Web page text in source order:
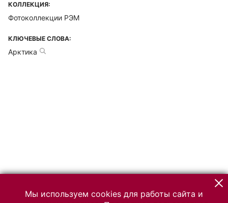
КОЛЛЕКЦИЯ:
Фотоколлекции РЭМ
КЛЮЧЕВЫЕ СЛОВА:
Арктика
Мы используем cookies для работы сайта и